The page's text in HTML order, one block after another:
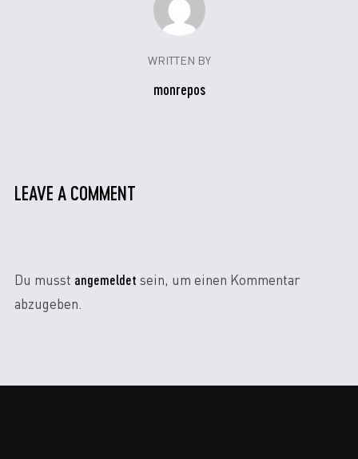
WRITTEN BY
monrepos
LEAVE A COMMENT
Du musst angemeldet sein, um einen Kommentar
abzugeben.